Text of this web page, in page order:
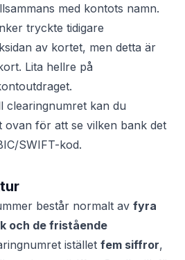
med kontots namn.
tryckte tidigare
av kortet, men detta är
Lita hellre på
clearingnumret kan du
ovan för att se vilken bank det
SWIFT-kod.
består normalt av fyra
och de fristående
istället fem siffror,